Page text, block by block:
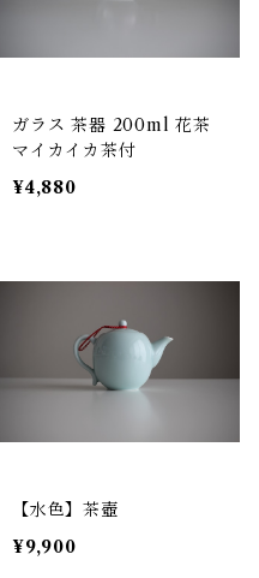
ガラス 茶器 200ml 花茶
マイカイカ茶付
¥4,880
【水色】茶壺
¥9,900